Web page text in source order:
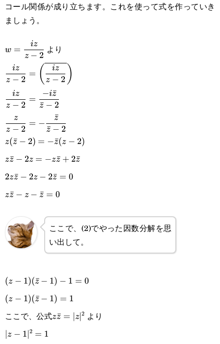
0i
コール関係が成り立ちます。これを使って式を作っていき
ましょう。
\displaystyle
w=\frac{iz}
{z-2}
w =
z − 2
iz より
\displaystyle \frac{iz}{z-
2}=\left(\overline{\frac{iz}
{z-2}}\right)\\\displaystyle
\frac{iz}{z-2}=\frac{-i\bar
z}{\bar z-2}\\\displaystyle
\frac{z}{z-2}=-\frac{\bar
2z-2\bar z=0\\z\bar z-z-
\bar z=0
z − 2
iz
= ( z − 2
iz )
z − 2
iz
=
z
ˉ − 2
−iz
ˉ
z − 2
z
= −
z
ˉ − 2
z
ˉ
z(z
ˉ − 2) = −z
ˉ(z − 2)
zz
ˉ − 2z = −zz
ˉ + 2z
ˉ
2zz
ˉ − 2z − 2z
ˉ = 0
zz
ˉ − z − z
ˉ = 0
ここで、(2)でやった因数分解を思
い出して。
(z-1)
(\bar
z-
1)-1=0
(z − 1)(z
ˉ− 1) − 1 = 0
(z-1)
(\bar
z-
(z − 1)(z
ˉ− 1) = 1
ここで、公式z\bar
zz
ˉ = ∣z∣2 より
|z-
∣z − 1∣2 = 1